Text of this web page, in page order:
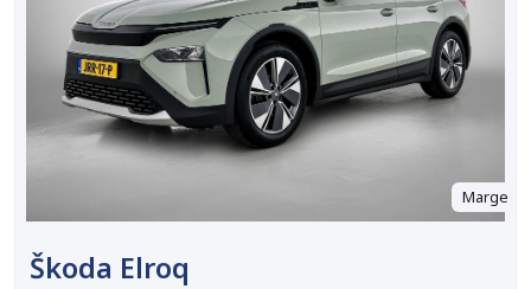
Marge
Škoda Elroq